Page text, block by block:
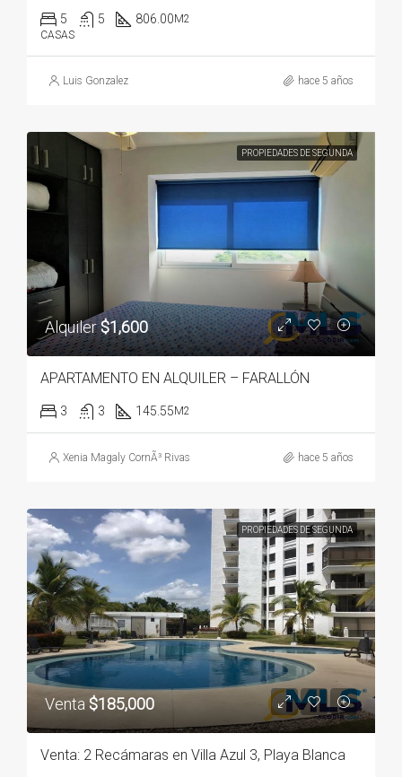
5 5 806.00M2
CASAS
Luis Gonzalez hace 5 años
PROPIEDADES DE SEGUNDA
Alquiler$1,600
APARTAMENTO EN ALQUILER – FARALLÓN
3 3 145.55M2
Xenia Magaly CornÃ³ Rivas hace 5 años
PROPIEDADES DE SEGUNDA
Venta $185,000
Venta: 2 Recámaras en Villa Azul 3, Playa Blanca